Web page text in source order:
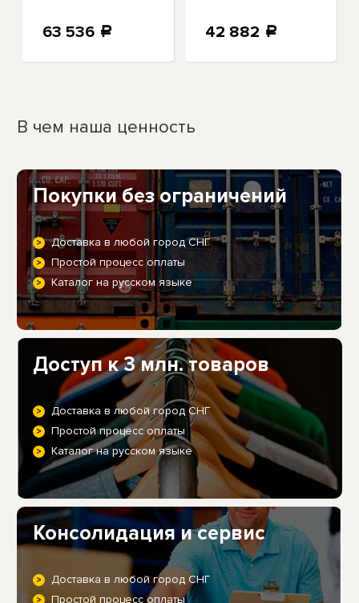
63 536 a 42 882 a
В чем наша ценность
Покупки без ограничений
Доставка в любой город СНГ
Простой процесс оплаты
Каталог на русском языке
Доступ к 3 млн. товаров
Доставка в любой город СНГ
Простой процесс оплаты
Каталог на русском языке
Консолидация и сервис
Доставка в любой город СНГ
Простой процесс оплаты